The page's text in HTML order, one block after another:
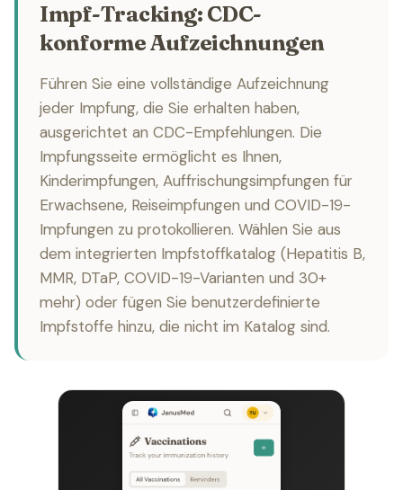
Impf-Tracking: CDC-
konforme Aufzeichnungen
Führen Sie eine vollständige Aufzeichnung
jeder Impfung, die Sie erhalten haben,
ausgerichtet an CDC-Empfehlungen. Die
Impfungsseite ermöglicht es Ihnen,
Kinderimpfungen, Auffrischungsimpfungen für
Erwachsene, Reiseimpfungen und COVID-19-
Impfungen zu protokollieren. Wählen Sie aus
dem integrierten Impfstoffkatalog (Hepatitis B,
MMR, DTaP, COVID-19-Varianten und 30+
mehr) oder fügen Sie benutzerdefinierte
Impfstoffe hinzu, die nicht im Katalog sind.